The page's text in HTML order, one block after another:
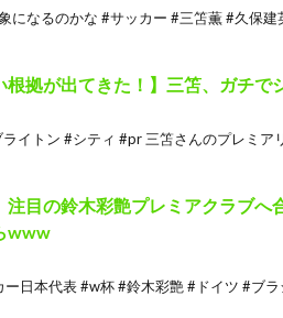
になるのかな #サッカー #三笘薫 #久保
根拠が出てきた！】三笘、ガチで
イトン #シティ #pr 三笘さんのプレミア
注目の鈴木彩艶プレミアクラブ
www
日本代表 #w杯 #鈴木彩艶 #ドイツ #ブ